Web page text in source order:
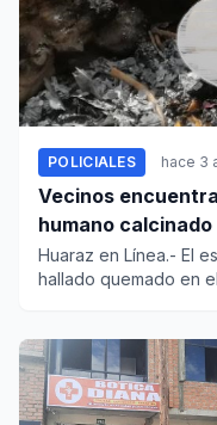
POLICIALES hace 3
Vecinos
humano calcinado
Huaraz en Línea.- El
hallado quemado en